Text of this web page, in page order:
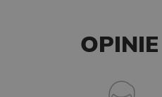
OPINIE